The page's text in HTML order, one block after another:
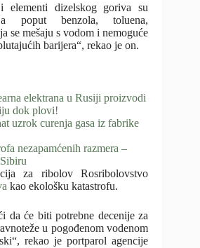
elementi dizelskog goriva su
poput benzola, toluena,
se mešaju s vodom i nemoguće
barijera“, rekao je on.
elektrana u Rusiji proizvodi
dok plovi!
uzrok curenja gasa iz fabrike
nezapamćenih razmera –
za ribolov Rosribolovstvo
kao ekološku katastrofu.
da će biti potrebne decenije za
u pogođenom vodenom
rekao je portparol agencije